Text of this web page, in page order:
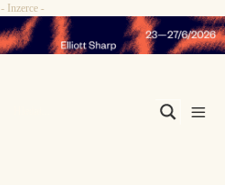
- Inzerce -